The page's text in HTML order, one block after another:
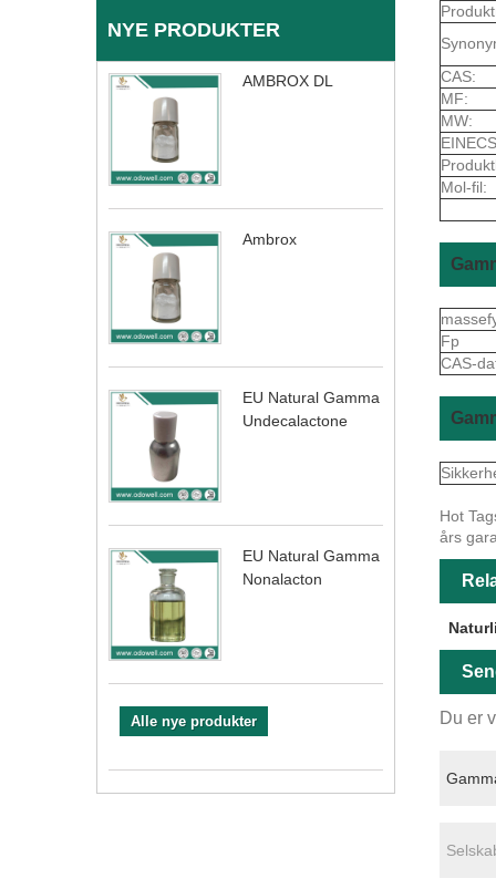
NYE PRODUKTER
AMBROX DL
Ambrox
EU Natural Gamma
Undecalactone
EU Natural Gamma
Nonalacton
Alle nye produkter
CAS:
MF:
MW:
Mol-fil:
Fp
CAS-
Hot
års
Du er